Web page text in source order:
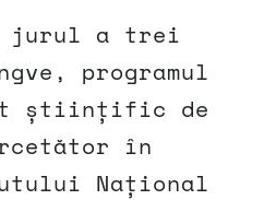
jurul a trei
programul
științific de
în
Național